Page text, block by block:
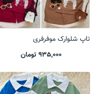
تاپ شلوارک موفرفری
935,000 تومان